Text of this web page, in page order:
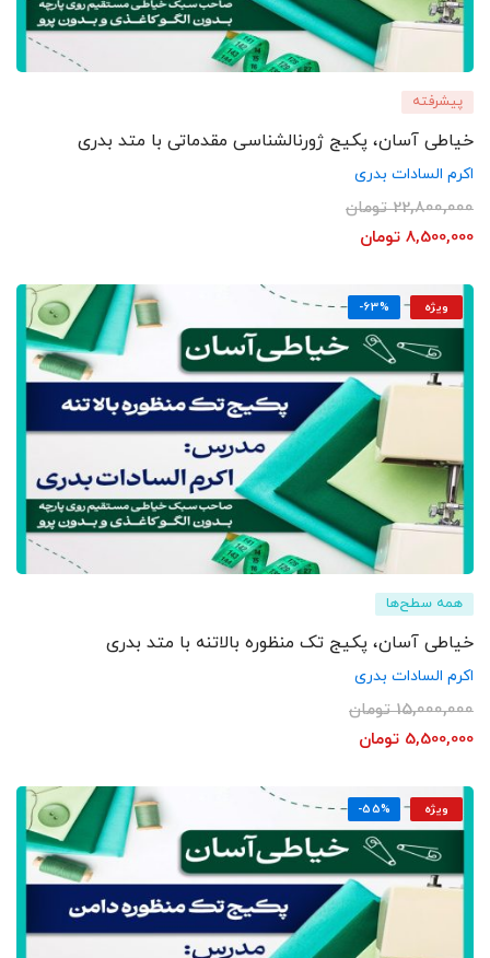
پیشرفته
خیاطی آسان، پکیج ژورنالشناسی مقدماتی با متد بدری
اکرم السادات بدری
22,800,000 تومان
8,500,000 تومان
ویژه -63%
همه سطح‌ها
خیاطی آسان، پکیج تک منظوره بالاتنه با متد بدری
اکرم السادات بدری
15,000,000 تومان
5,500,000 تومان
ویژه -55%